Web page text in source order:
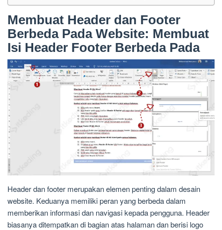
Membuat Header dan Footer
Berbeda Pada Website: Membuat
Isi Header Footer Berbeda Pada
Header dan footer merupakan elemen penting dalam desain
website. Keduanya memiliki peran yang berbeda dalam
memberikan informasi dan navigasi kepada pengguna. Header
biasanya ditempatkan di bagian atas halaman dan berisi logo